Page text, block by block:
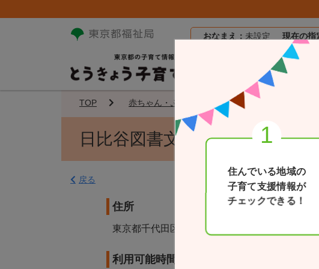
おなまえ： 未設定 現在の指
TOP 赤ちゃん・ふらっと 日比谷図書文化館
日比谷図書文化館
戻る
住所
東京都千代田区日比谷公園1-4
利用可能時間
住んでいる地域の
子育て支援情報が
チェックできる！